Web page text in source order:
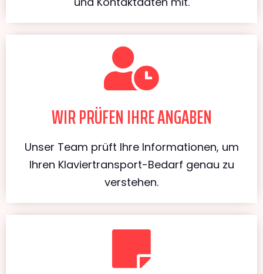
WIR PRÜFEN IHRE ANGABEN
Unser Team prüft Ihre Informationen, um
Ihren Klaviertransport-Bedarf genau zu
verstehen.